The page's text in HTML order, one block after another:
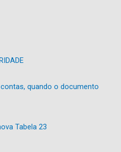
contas, quando o documento
Tabela 23